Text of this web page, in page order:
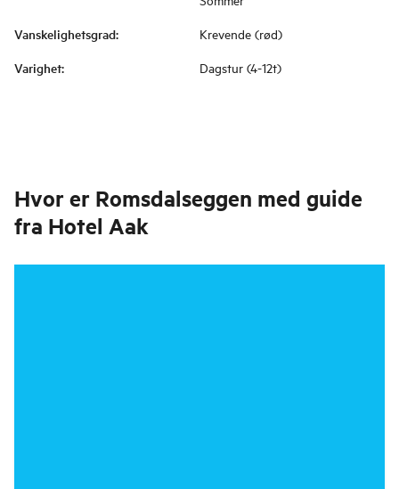
Vanskelighetsgrad: Krevende (rød)
Varighet: Dagstur (4-12t)
Hvor er Romsdalseggen med guide
fra Hotel Aak